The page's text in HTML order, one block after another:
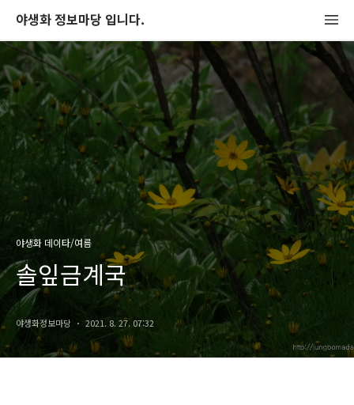
야생화 정보마당 입니다.
야생화 데이타/여름
솔잎금계국
야생화정보마당 2021. 8. 27. 07:32